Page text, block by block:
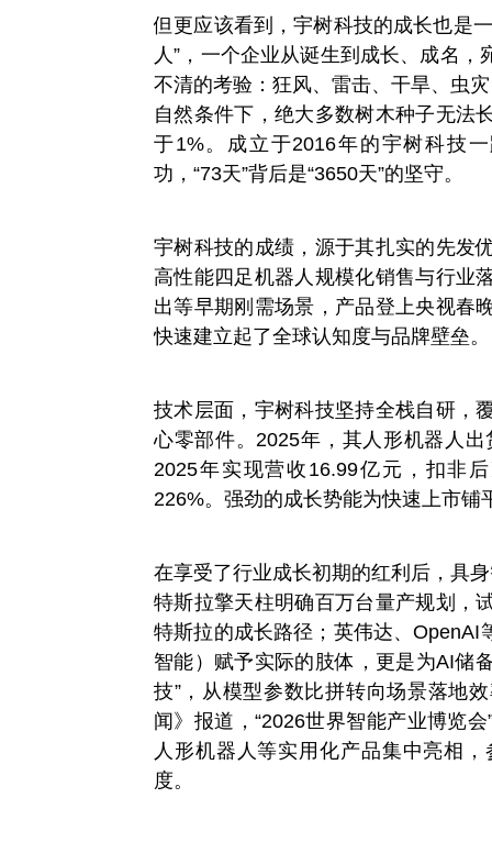
但更应该看到，宇树科技的成长也是
人”，一个企业从诞生到成长、成名
不清的考验：狂风、雷击、干旱、虫
自然条件下，绝大多数树木种子无法
于1%。成立于2016年的宇树科技
功，“73天”背后是“3650天”的坚守。
宇树科技的成绩，源于其扎实的先发
高性能四足机器人规模化销售与行业
出等早期刚需场景，产品登上央视春
快速建立起了全球认知度与品牌壁垒。
技术层面，宇树科技坚持全栈自研，
心零部件。2025年，其人形机器人
2025年实现营收16.99亿元，扣非
226%。强劲的成长势能为快速上市铺
在享受了行业成长初期的红利后，具
特斯拉擎天柱明确百万台量产规划，
特斯拉的成长路径；英伟达、
智能）赋予实际的肢体，更是为AI储
技”，从模型参数比拼转向场景落地
闻》报道，“2026世界智能产业博览
人形机器人等实用化产品集中亮相
度。